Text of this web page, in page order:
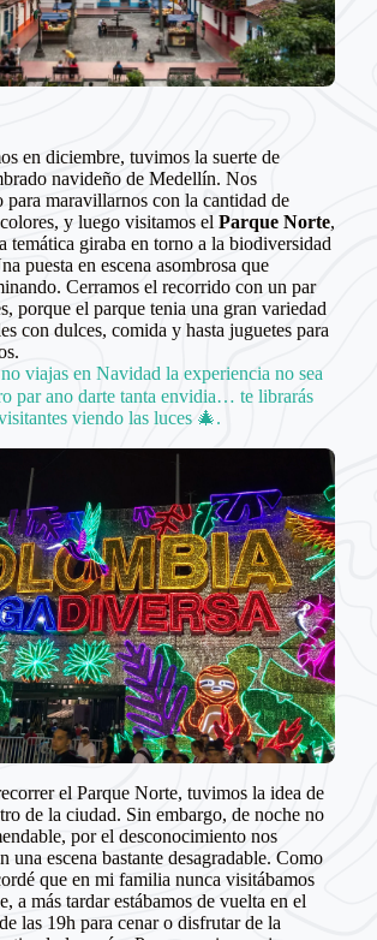
en diciembre, tuvimos la suerte de
navideño de Medellín. Nos
para maravillarnos con la cantidad de
y luego visitamos el Parque Norte,
temática giraba en torno a la biodiversidad
puesta en escena asombrosa que
Cerramos el recorrido con un par
porque el parque tenia una gran variedad
con dulces, comida y hasta juguetes para
viajas en Navidad la experiencia no sea
par ano darte tanta envidia… te librarás
viendo las luces 🎄.
el Parque Norte, tuvimos la idea de
de la ciudad. Sin embargo, de noche no
por el desconocimiento nos
una escena bastante desagradable. Como
que en mi familia nunca visitábamos
a más tardar estábamos de vuelta en el
las 19h para cenar o disfrutar de la